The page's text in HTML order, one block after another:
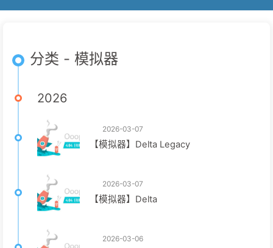
分类 - 模拟器
2026
2026-03-07
【模拟器】Delta Legacy
2026-03-07
【模拟器】Delta
2026-03-06